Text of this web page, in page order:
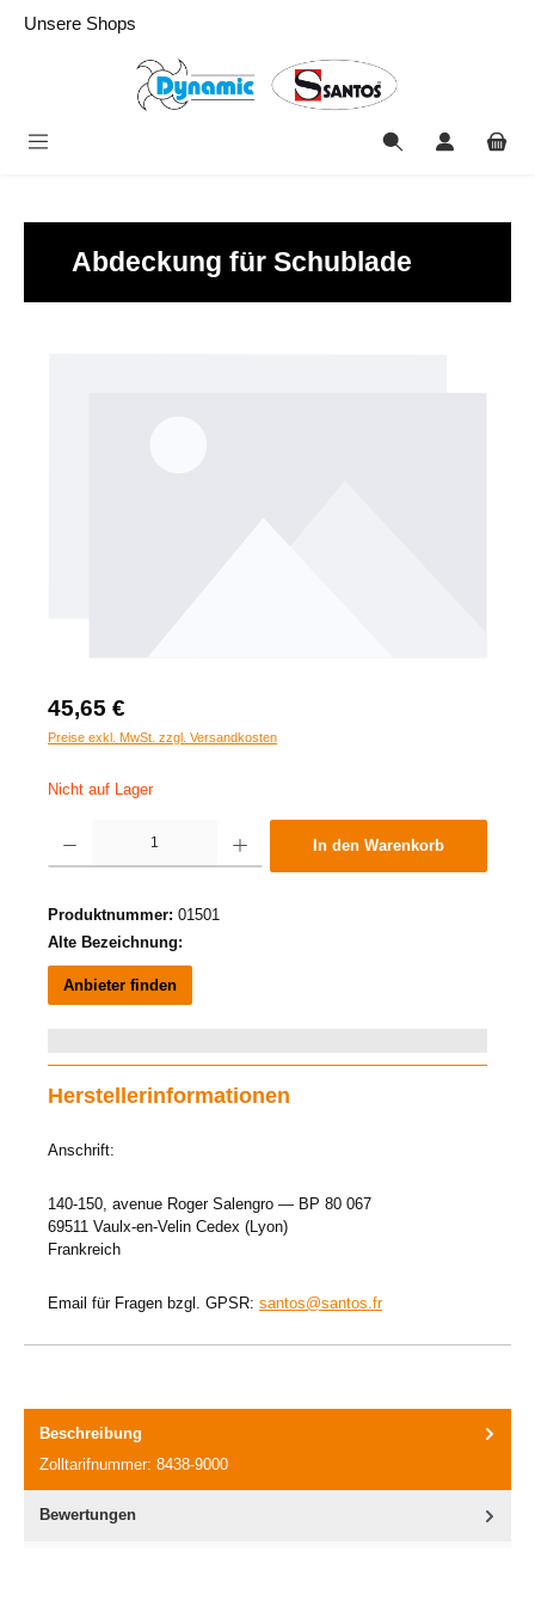
springen
Unsere Shops
Abdeckung für Schublade
45,65 €
Preise exkl. MwSt. zzgl. Versandkosten
Nicht auf Lager
Produkt Anzahl: Gib den gewünschten Wert ein oder benutze die Schaltflächen um die
In den Warenkorb
Produktnummer: 01501
Alte Bezeichnung:
Anbieter finden
Herstellerinformationen
Anschrift:
140-150, avenue Roger Salengro — BP 80 067
69511 Vaulx-en-Velin Cedex (Lyon)
Frankreich
Email für Fragen bzgl. GPSR: santos@santos.fr
Beschreibung
Zolltarifnummer: 8438-9000
Bewertungen